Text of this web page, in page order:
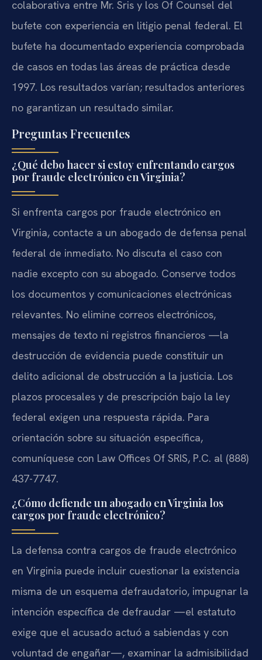
colaborativa entre Mr. Sris y los Of Counsel del
bufete con experiencia en litigio penal federal. El
bufete ha documentado experiencia comprobada
de casos en todas las áreas de práctica desde
1997. Los resultados varían; resultados anteriores
no garantizan un resultado similar.
Preguntas Frecuentes
¿Qué debo hacer si estoy enfrentando cargos
por fraude electrónico en Virginia?
Si enfrenta cargos por fraude electrónico en
Virginia, contacte a un abogado de defensa penal
federal de inmediato. No discuta el caso con
nadie excepto con su abogado. Conserve todos
los documentos y comunicaciones electrónicas
relevantes. No elimine correos electrónicos,
mensajes de texto ni registros financieros —la
destrucción de evidencia puede constituir un
delito adicional de obstrucción a la justicia. Los
plazos procesales y de prescripción bajo la ley
federal exigen una respuesta rápida. Para
orientación sobre su situación específica,
comuníquese con Law Offices Of SRIS, P.C. al (888)
437-7747.
¿Cómo defiende un abogado en Virginia los
cargos por fraude electrónico?
La defensa contra cargos de fraude electrónico
en Virginia puede incluir cuestionar la existencia
misma de un esquema defraudatorio, impugnar la
intención específica de defraudar —el estatuto
exige que el acusado actuó a sabiendas y con
voluntad de engañar—, examinar la admisibilidad